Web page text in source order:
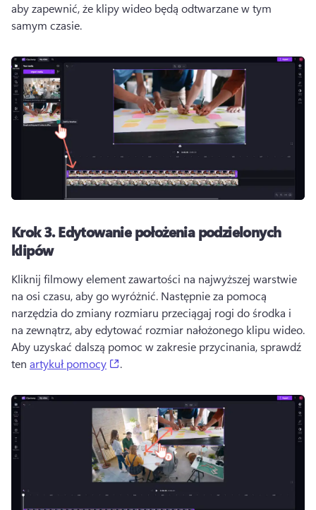
aby zapewnić, że klipy wideo będą odtwarzane w tym
samym czasie.
Krok 3.Edytowanie położenia podzielonych
klipów
Kliknij filmowy element zawartości na najwyższej warstwie
na osi czasu, aby go wyróżnić.
narzędzia do zmiany rozmiaru przeciągaj rogi do środka i
Aby uzyskać dalszą pomoc w zakresie przycinania, sprawdź
ten artykuł pomocy .